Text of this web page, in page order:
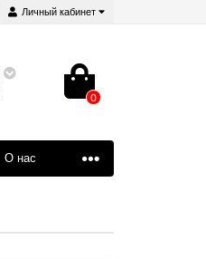
Личный кабинет
0
О нас